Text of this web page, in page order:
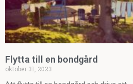
Flytta till en bondgård
oktober 31, 2023